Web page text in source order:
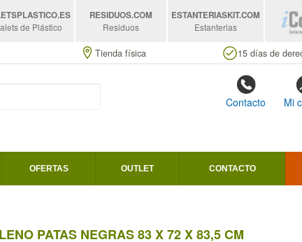
.ES
de Plástico
RESIDUOS.COM
Residuos
ESTANTERIASKIT.COM
Estanterias
Tienda física 15 días de
Contacto Mi
OFERTAS OUTLET CONTACTO
PATAS NEGRAS 83 X 72 X 83,5 CM